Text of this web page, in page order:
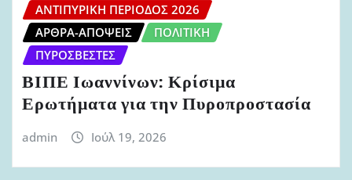
ΑΝΤΙΠΥΡΙΚΉ ΠΕΡΊΟΔΟΣ 2026
ΆΡΘΡΑ-ΑΠΌΨΕΙΣ
ΠΟΛΙΤΙΚΉ
ΠΥΡΟΣΒΈΣΤΕΣ
ΒΙΠΕ Ιωαννίνων: Κρίσιμα
Ερωτήματα για την Πυροπροστασία
admin Ιούλ 19, 2026